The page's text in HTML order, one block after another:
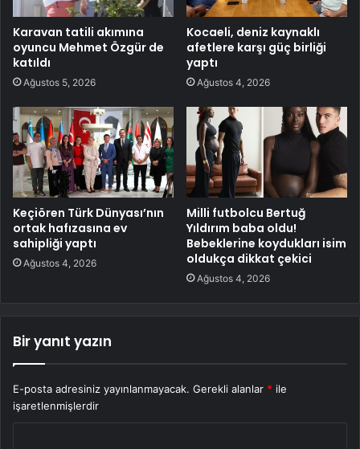
Karavan tatili akımına
oyuncu Mehmet Özgür de
katıldı
Ağustos 5, 2026
Kocaeli, deniz kaynaklı
afetlere karşı güç birliği
yaptı
Ağustos 4, 2026
Keçiören Türk Dünyası’nın
ortak hafızasına ev
sahipliği yaptı
Ağustos 4, 2026
Milli futbolcu Bertuğ
Yıldırım baba oldu!
Bebeklerine koydukları isim
oldukça dikkat çekici
Ağustos 4, 2026
Bir yanıt yazın
E-posta adresiniz yayınlanmayacak. Gerekli alanlar * ile
işaretlenmişlerdir